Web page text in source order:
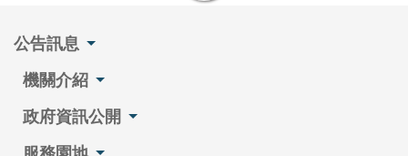
公告訊息
機關介紹
政府資訊公開